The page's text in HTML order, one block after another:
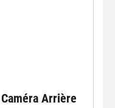
Caméra Arrière